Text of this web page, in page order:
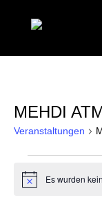
MEHDI
Veranstaltungen
HinweisEs wurden